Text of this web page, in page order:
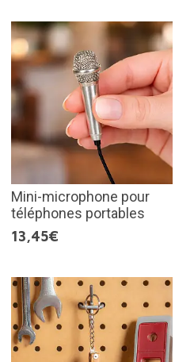
Mini-microphone pour
téléphones portables
13,45€